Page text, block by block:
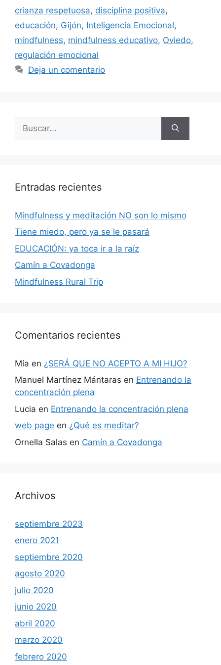
crianza respetuosa, disciplina positiva,
educación, Gijón, Inteligencia Emocional,
mindfulness, mindfulness educativo, Oviedo,
regulación emocional
Deja un comentario
Entradas recientes
Mindfulness y meditación NO son lo mismo
Tiene miedo, pero ya se le pasará
EDUCACIÓN: ya toca ir a la raíz
Camín a Covadonga
Mindfulness Rural Trip
Comentarios recientes
Mía en ¿SERÁ QUE NO ACEPTO A MI HIJO?
Manuel Martínez Mántaras en Entrenando la
concentración plena
Lucia en Entrenando la concentración plena
web page en ¿Qué es meditar?
Ornella Salas en Camín a Covadonga
Archivos
septiembre 2023
enero 2021
septiembre 2020
agosto 2020
julio 2020
junio 2020
abril 2020
marzo 2020
febrero 2020